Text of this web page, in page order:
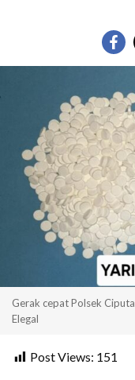
Gerak cepat Polsek
Elegal
Post Views: 151